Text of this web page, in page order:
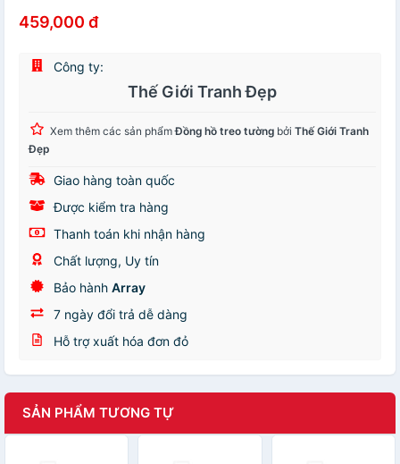
459,000 đ
Công ty:
Thế Giới Tranh Đẹp
Xem thêm các sản phẩmĐồng hồ treo tường bởi Thế Giới Tranh
Đẹp
Giao hàng toàn quốc
Được kiểm tra hàng
Thanh toán khi nhận hàng
Chất lượng, Uy tín
Bảo hành Array
7 ngày đổi trả dễ dàng
Hỗ trợ xuất hóa đơn đỏ
SẢN PHẨM TƯƠNG TỰ